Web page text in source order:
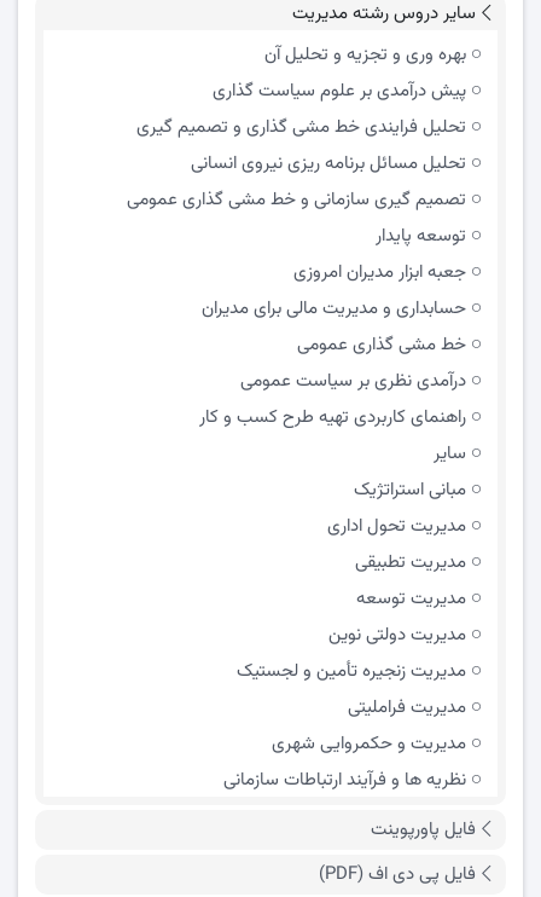
سایر دروس رشته مدیریت
بهره وری و تجزیه و تحلیل آن
پیش درآمدی بر علوم سیاست گذاری
تحلیل فرایندی خط مشی گذاری و تصمیم گیری
تحلیل مسائل برنامه ریزی نیروی انسانی
تصمیم گیری سازمانی و خط مشی گذاری عمومی
توسعه پایدار
جعبه ابزار مدیران امروزی
حسابداری و مدیریت مالی برای مدیران
خط مشی گذاری عمومی
درآمدی نظری بر سیاست عمومی
راهنمای کاربردی تهیه طرح کسب و کار
سایر
مبانی استراتژیک
مدیریت تحول اداری
مدیریت تطبیقی
مدیریت توسعه
مدیریت دولتی نوین
مدیریت زنجیره تأمین و لجستیک
مدیریت فراملیتی
مدیریت و حکمروایی شهری
نظریه ها و فرآیند ارتباطات سازمانی
فایل پاورپوینت
فایل پی دی اف (PDF)